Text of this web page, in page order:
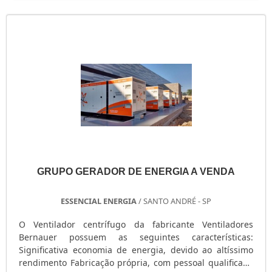
GERADOR PARA SHOW
GERADOR PARA RESIDÊNCIA
GERADOR PARA RESIDÊNCIA PREÇO
GERADOR PARA LOCAÇÃO SÃO PAULO
GERADOR MENOR PREÇO
GERADOR ELÉTRICO DIESEL USADO
GERADOR ELÉTRICO A DIESEL
GERADOR DIESEL TRIFÁSICO
GERADOR DIESEL RESIDENCIAL
GERADOR DIESEL PORTÁTIL
GRUPO GERADOR DE ENERGIA A VENDA
ESSENCIAL ENERGIA/ SANTO ANDRÉ - SP
O Ventilador centrífugo da fabricante Ventiladores
Bernauer possuem as seguintes características:
Significativa economia de energia, devido ao altíssimo
rendimento Fabricação própria, com pessoal qualificado